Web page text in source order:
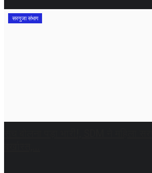
सरगुजा संभाग